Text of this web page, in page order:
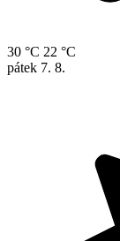
30 °C 22 °C
pátek 7. 8.